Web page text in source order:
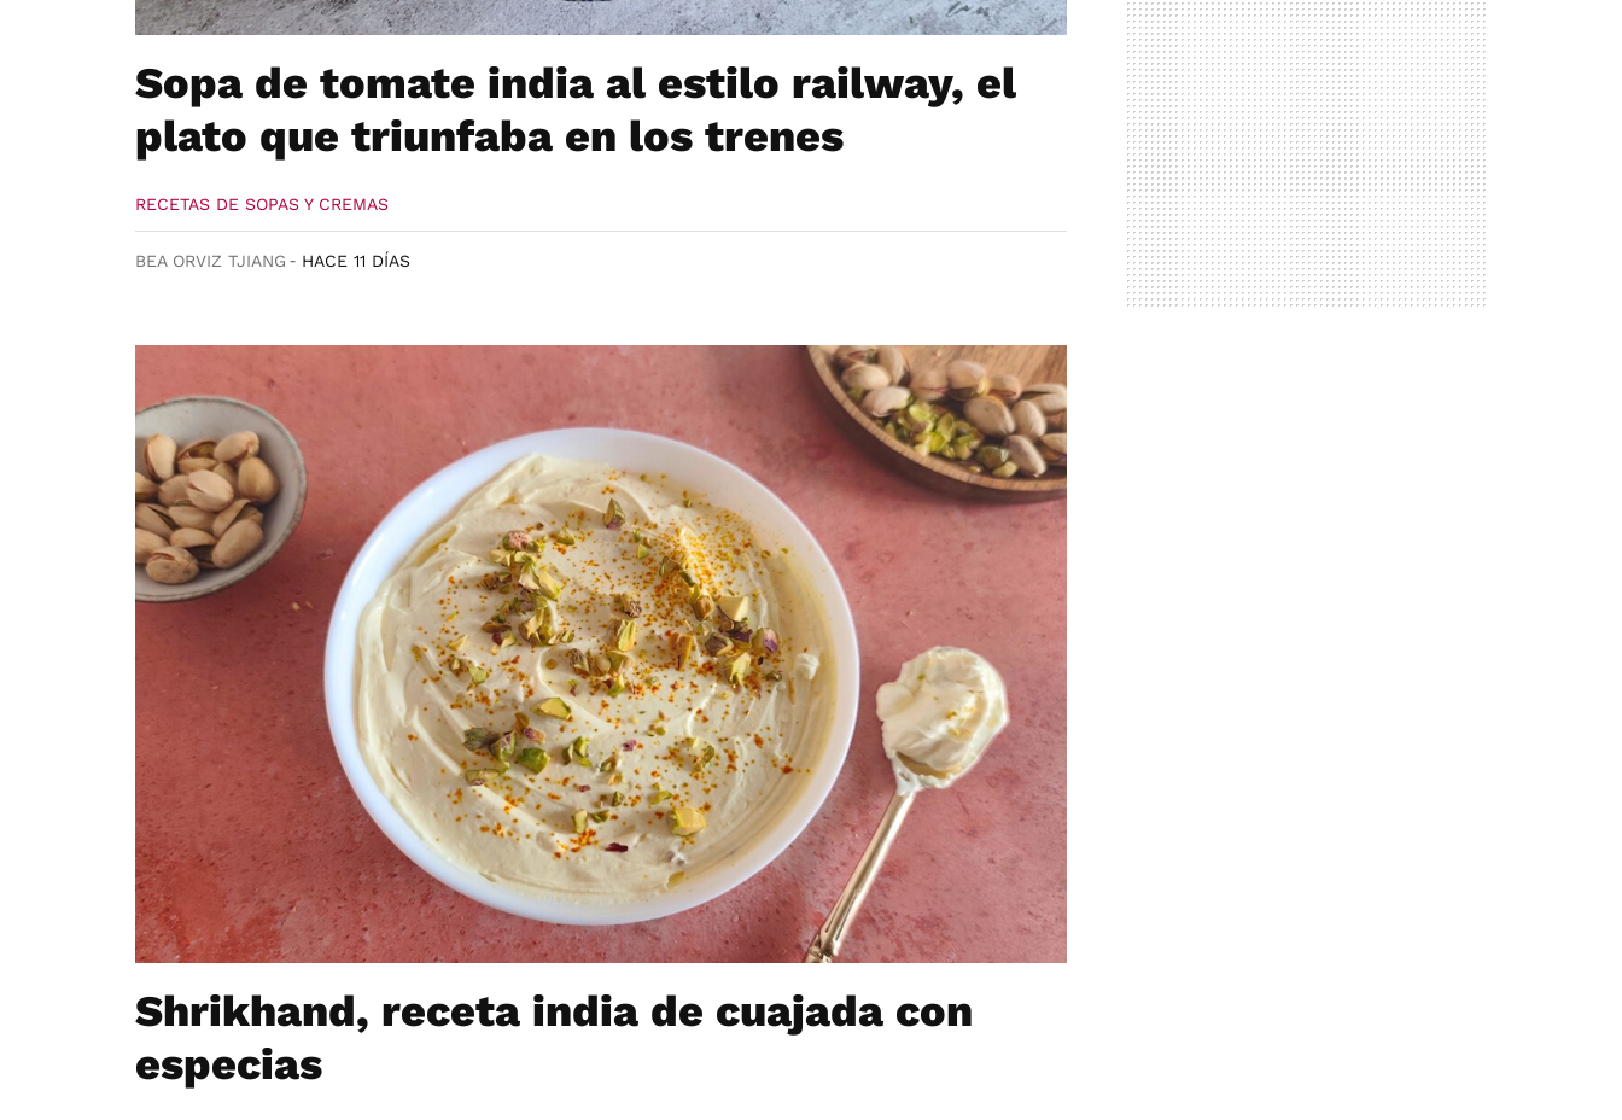
Sopa de tomate india al estilo railway, el
plato que triunfaba en los trenes
RECETAS DE SOPAS Y CREMAS
BEA ORVIZ TJIANG HACE 11 DÍAS
Shrikhand, receta india de cuajada con
especias